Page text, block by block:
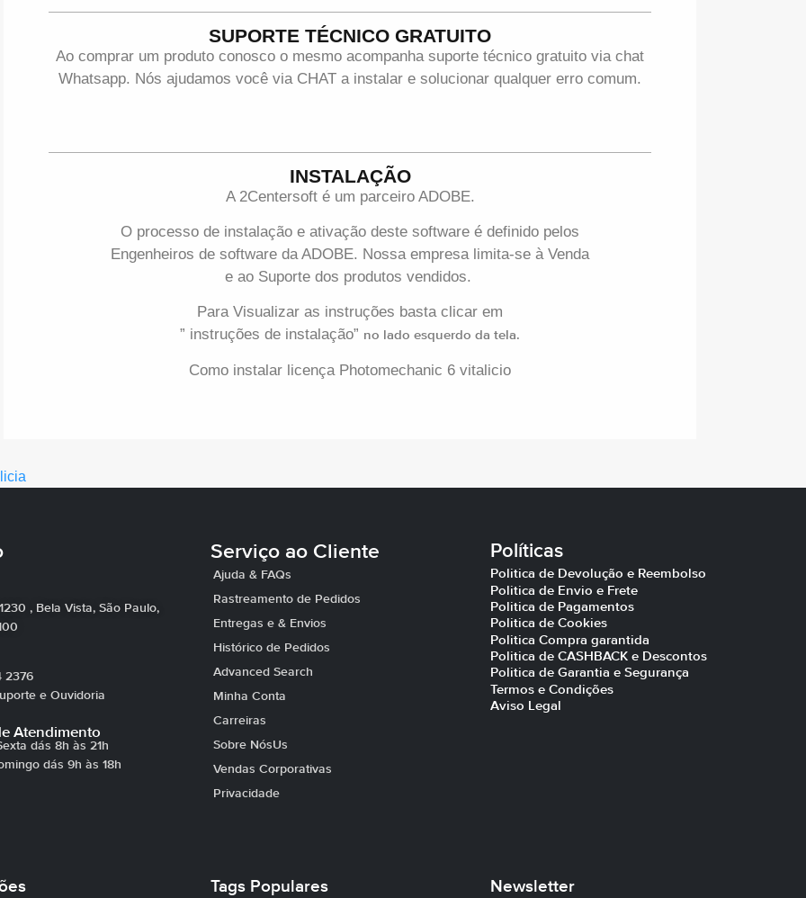
SUPORTE TÉCNICO GRATUITO
Ao comprar um produto conosco o mesmo acompanha suporte técnico gratuito via chat
Whatsapp. Nós ajudamos você via CHAT a instalar e solucionar qualquer erro comum.
INSTALAÇÃO
A 2Centersoft é um parceiro ADOBE.
O processo de instalação e ativação deste software é definido pelos
Engenheiros de software da ADOBE. Nossa empresa limita-se à Venda
e ao Suporte dos produtos vendidos.
Para Visualizar as instruções basta clicar em
” instruções de instalação” no lado esquerdo da tela.
Como instalar licença Photomechanic 6 vitalicio
, Bela Vista, São Paulo,
2376
e Ouvidoria
Atendimento
dás 8h às 21h
dás 9h às 18h
Serviço ao Cliente
Ajuda & FAQs
Rastreamento de Pedidos
Entregas e & Envios
Histórico de Pedidos
Advanced Search
Minha Conta
Carreiras
Sobre NósUs
Vendas Corporativas
Privacidade
Políticas
Politica de Devolução e Reembolso
Politica de Envio e Frete
Politica de Pagamentos
Politica de Cookies
Politica Compra garantida
Politica de CASHBACK e Descontos
Politica de Garantia e Segurança
Termos e Condições
Aviso Legal
Tags Populares Newsletter